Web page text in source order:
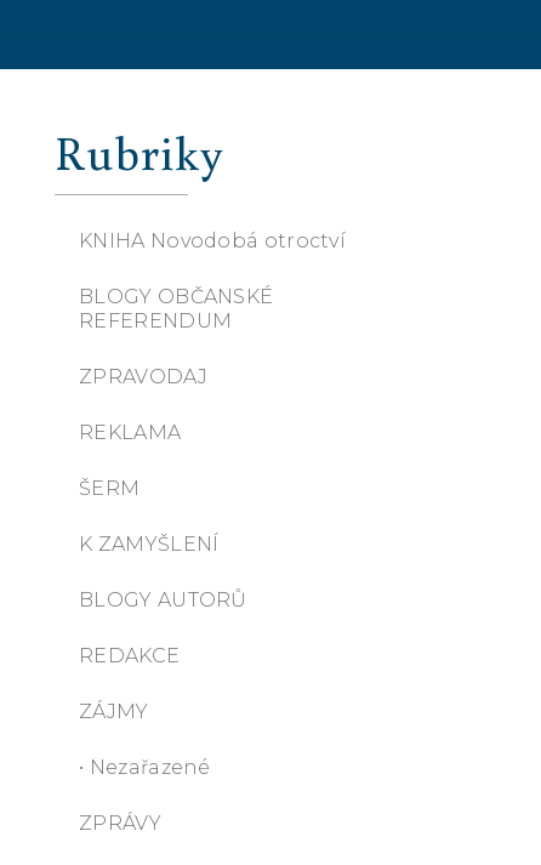
Rubriky
KNIHA Novodobá otroctví
BLOGY OBČANSKÉ
REFERENDUM
ZPRAVODAJ
REKLAMA
ŠERM
K ZAMYŠLENÍ
BLOGY AUTORŮ
REDAKCE
ZÁJMY
• Nezařazené
ZPRÁVY